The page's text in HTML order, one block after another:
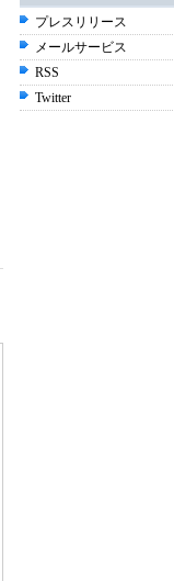
プレスリリース
メールサービス
RSS
Twitter